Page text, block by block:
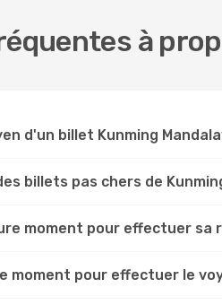
à
d'un billet Kunming
billets pas chers de
moment pour effectuer sa
moment pour effectuer le